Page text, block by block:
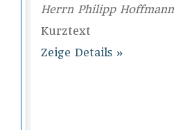
Herrn Philipp Hoffmann
Kurztext
Zeige Details